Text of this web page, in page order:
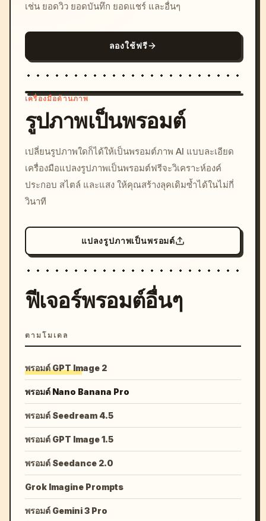
เช่น ยอดวิว ยอดบันทึก ยอดแชร์ และอื่นๆ
ลองใช้ฟรี
c, cyberpunk sunset, neon
colors, 8k --v 6.0
เครื่องมือด้านภาพ
รูปภาพเป็นพรอมต์
เปลี่ยนรูปภาพใดก็ได้ให้เป็นพรอมต์ภาพ AI แบบละเอียด
เครื่องมือแปลงรูปภาพเป็นพรอมต์ฟรีจะวิเคราะห์องค์
ประกอบ สไตล์ และแสง ให้คุณสร้างลุคเดิมซ้ำได้ในไม่กี่
วินาที
แปลงรูปภาพเป็นพรอมต์
ฟีเจอร์พรอมต์อื่นๆ
ตามโมเดล
พรอมต์ GPT Image 2
พรอมต์ Nano Banana Pro
พรอมต์ Seedream 4.5
พรอมต์ GPT Image 1.5
พรอมต์ Seedance 2.0
Grok Imagine Prompts
พรอมต์ Gemini 3 Pro